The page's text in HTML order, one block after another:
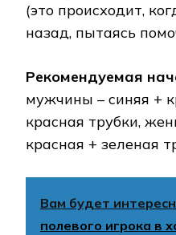
(это происходит,
назад, пытаясь
Рекомендуемая
мужчины – синяя +
красная трубки,
красная + зеленая
Вам будет
полевого игрока в